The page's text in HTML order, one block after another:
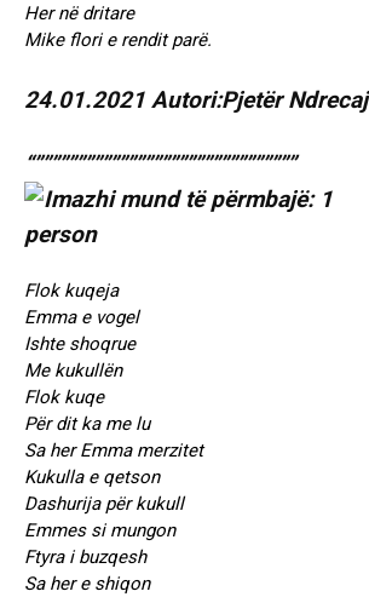
Her në dritare
Mike flori e rendit parë.
24.01.2021 Autori:Pjetër Ndrecaj
“”””””””””””””””””””””””””””””””
Flok kuqeja
Emma e vogel
Ishte shoqrue
Me kukullën
Flok kuqe
Për dit ka me lu
Sa her Emma merzitet
Kukulla e qetson
Dashurija për kukull
Emmes si mungon
Ftyra i buzqesh
Sa her e shiqon